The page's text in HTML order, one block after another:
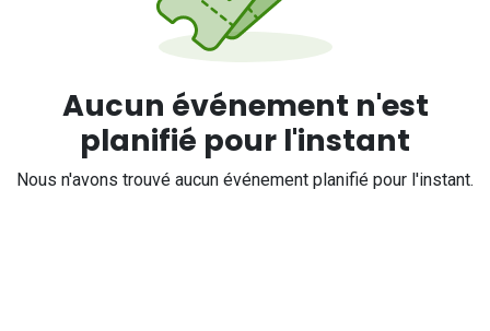
Aucun événement n'est
planifié pour l'instant
Nous n'avons trouvé aucun événement planifié pour l'instant.